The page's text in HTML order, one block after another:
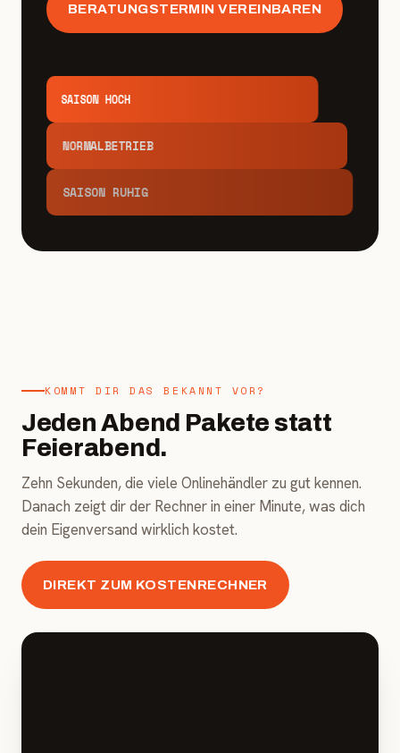
BERATUNGSTERMIN VEREINBAREN
SAISON HOCH
NORMALBETRIEB
SAISON RUHIG
KOMMT DIR DAS BEKANNT VOR?
Jeden Abend Pakete statt
Feierabend.
Zehn Sekunden, die viele Onlinehändler zu gut kennen.
Danach zeigt dir der Rechner in einer Minute, was dich
dein Eigenversand wirklich kostet.
DIREKT ZUM KOSTENRECHNER